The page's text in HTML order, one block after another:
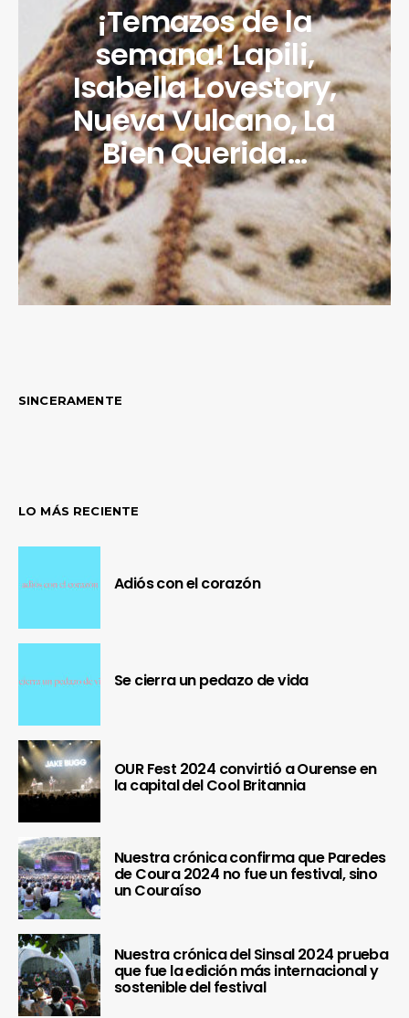
¡Temazos de la
semana! Lapili,
Isabella Lovestory,
Nueva Vulcano, La
Bien Querida…
SINCERAMENTE
LO MÁS RECIENTE
Adiós con el corazón
Se cierra un pedazo de vida
OUR Fest 2024 convirtió a Ourense en
la capital del Cool Britannia
Nuestra crónica confirma que Paredes
de Coura 2024 no fue un festival, sino
un Couraíso
Nuestra crónica del Sinsal 2024 prueba
que fue la edición más internacional y
sostenible del festival